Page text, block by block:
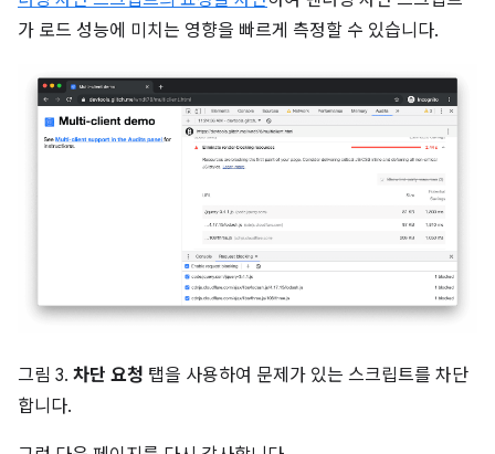
가 로드 성능에 미치는 영향을 빠르게 측정할 수 있습니다.
그림 3. 차단 요청 탭을 사용하여 문제가 있는 스크립트를 차단
합니다.